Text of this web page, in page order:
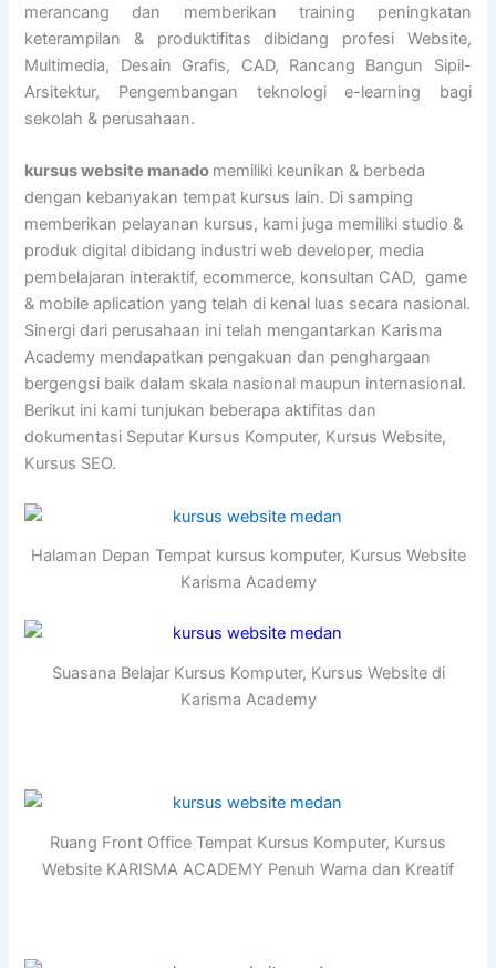
merancang dan memberikan training peningkatan
keterampilan & produktifitas dibidang profesi Website,
Multimedia, Desain Grafis, CAD, Rancang Bangun Sipil-
Arsitektur, Pengembangan teknologi e-learning bagi
sekolah & perusahaan.
kursus website manado memiliki keunikan & berbeda
dengan kebanyakan tempat kursus lain. Di samping
memberikan pelayanan kursus, kami juga memiliki studio &
produk digital dibidang industri web developer, media
pembelajaran interaktif, ecommerce, konsultan CAD, game
& mobile aplication yang telah di kenal luas secara nasional.
Sinergi dari perusahaan ini telah mengantarkan Karisma
Academy mendapatkan pengakuan dan penghargaan
bergengsi baik dalam skala nasional maupun internasional.
Berikut ini kami tunjukan beberapa aktifitas dan
dokumentasi Seputar Kursus Komputer, Kursus Website,
Kursus SEO.
Halaman Depan Tempat kursus komputer, Kursus Website
Karisma Academy
Suasana Belajar Kursus Komputer, Kursus Website di
Karisma Academy
Ruang Front Office Tempat Kursus Komputer, Kursus
Website KARISMA ACADEMY Penuh Warna dan Kreatif